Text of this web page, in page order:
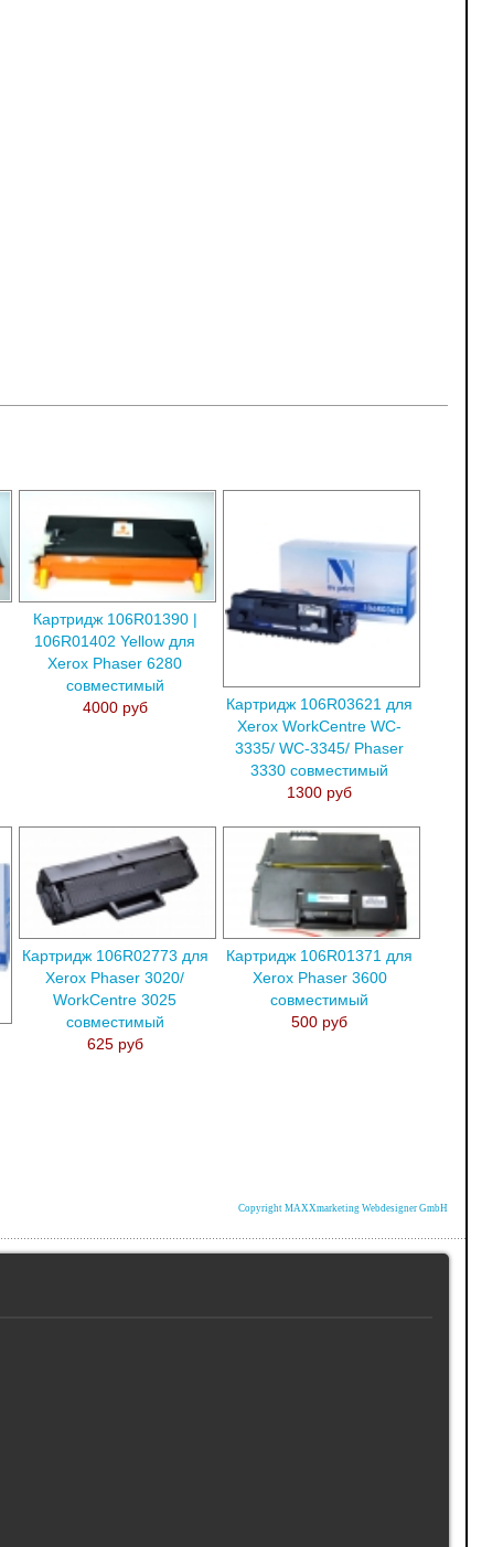
Картридж 106R01390 |
106R01402 Yellow для
Xerox Phaser 6280
совместимый
4000 руб
Картридж 106R03621 для
Xerox WorkCentre WC-
3335/ WC-3345/ Phaser
3330 совместимый
1300 руб
Картридж 106R02773 для
Xerox Phaser 3020/
WorkCentre 3025
совместимый
625 руб
Картридж 106R01371 для
Xerox Phaser 3600
совместимый
500 руб
Copyright MAXXmarketing Webdesigner GmbH